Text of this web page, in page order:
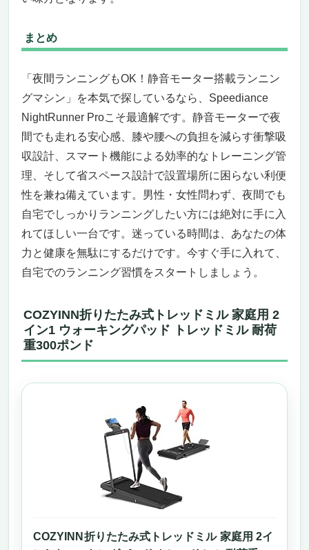
まとめ
「夜間ランニングもOK！静音モーター搭載ランニン
グマシン」を本気で探しているなら、Speediance
NightRunner Proこそ最適解です。静音モーターで夜
間でも走れる安心感、膝や腰への負担を減らす衝撃吸
収設計、スマート機能による効率的なトレーニング管
理、そして省スペース設計で設置場所に困らない利便
性を兼ね備えています。男性・女性問わず、夜間でも
自宅でしっかりランニングしたい方には絶対に手に入
れてほしい一台です。迷っている時間は、あなたの体
力と健康を無駄にするだけです。今すぐ手に入れて、
自宅でのランニング習慣をスタートしましょう。
COZYINN折りたたみ式トレッドミル 家庭用 2
イン1 ウォーキングパッド トレッドミル 耐荷
重300ポンド
COZYINN折りたたみ式トレッドミル 家庭用 2イ